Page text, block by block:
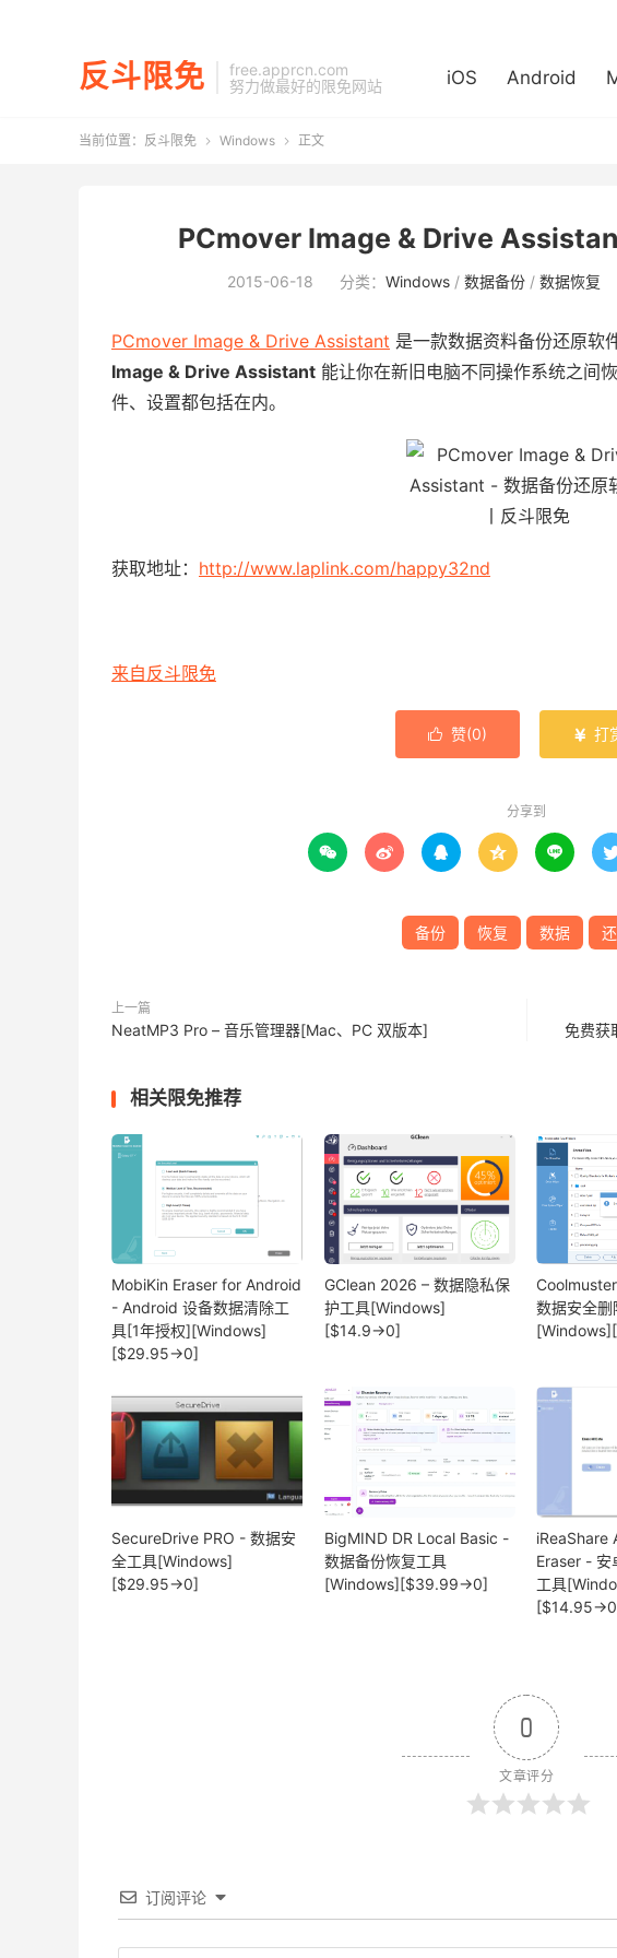
反斗限免
free.apprcn.com
努力做最好的限免网站
iOS Android
当前位置： 反斗限免  Windows  正文
PCmover Image & Drive
2015-06-18 分类： Windows / 数据备份 / 数据恢复
PCmover Image & Drive Assistant 是一款数据资料备份还原软
Image & Drive Assistant 能让你在新旧电脑不同操作系统之间
件、设置都包括在内。
获取地址： http://www.laplink.com/happy32nd
来自反斗限免
 赞(0)  打
分享到
    
备份 恢复 数据
上一篇
NeatMP3 Pro – 音乐管理器[Mac、PC 双版本] 免费获
相关限免推荐
MobiKin Eraser for Android
- Android 设备数据清除工
具[1年授权][Windows]
[$29.95→0]
GClean 2026 – 数据隐私保
护工具[Windows]
[$14.9→0]
数据安全
SecureDrive PRO - 数据安
全工具[Windows]
[$29.95→0]
BigMIND DR Local Basic -
数据备份恢复工具
[Windows][$39.99→0]
iReaShare
Eraser - 安
工具
0
文章评分
订阅评论